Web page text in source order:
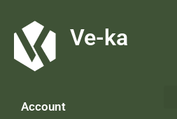
Ve-ka
Account